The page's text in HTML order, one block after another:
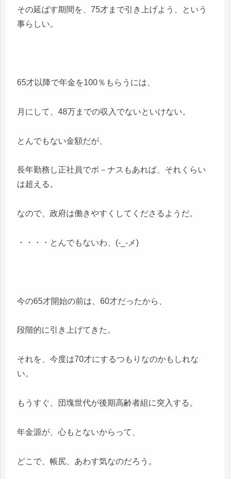
その延ばす期間を、75才まで引き上げよう、という
事らしい。
65才以降で年金を100％もらうには、
月にして、48万までの収入でないといけない。
とんでもない金額だが、
長年勤務し正社員でボ－ナスもあれば、それくらい
は超える。
なので、政府は働きやすくしてくださるようだ。
・・・・とんでもないわ、(-_-メ)
今の65才開始の前は、60才だったから、
段階的に引き上げてきた。
それを、今度は70才にするつもりなのかもしれな
い。
もうすぐ、団塊世代が後期高齢者組に突入する。
年金源が、心もとないからって、
どこで、帳尻、あわす気なのだろう。